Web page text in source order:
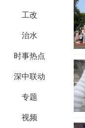
工改
治水
时事热点
深中联动
专题
视频